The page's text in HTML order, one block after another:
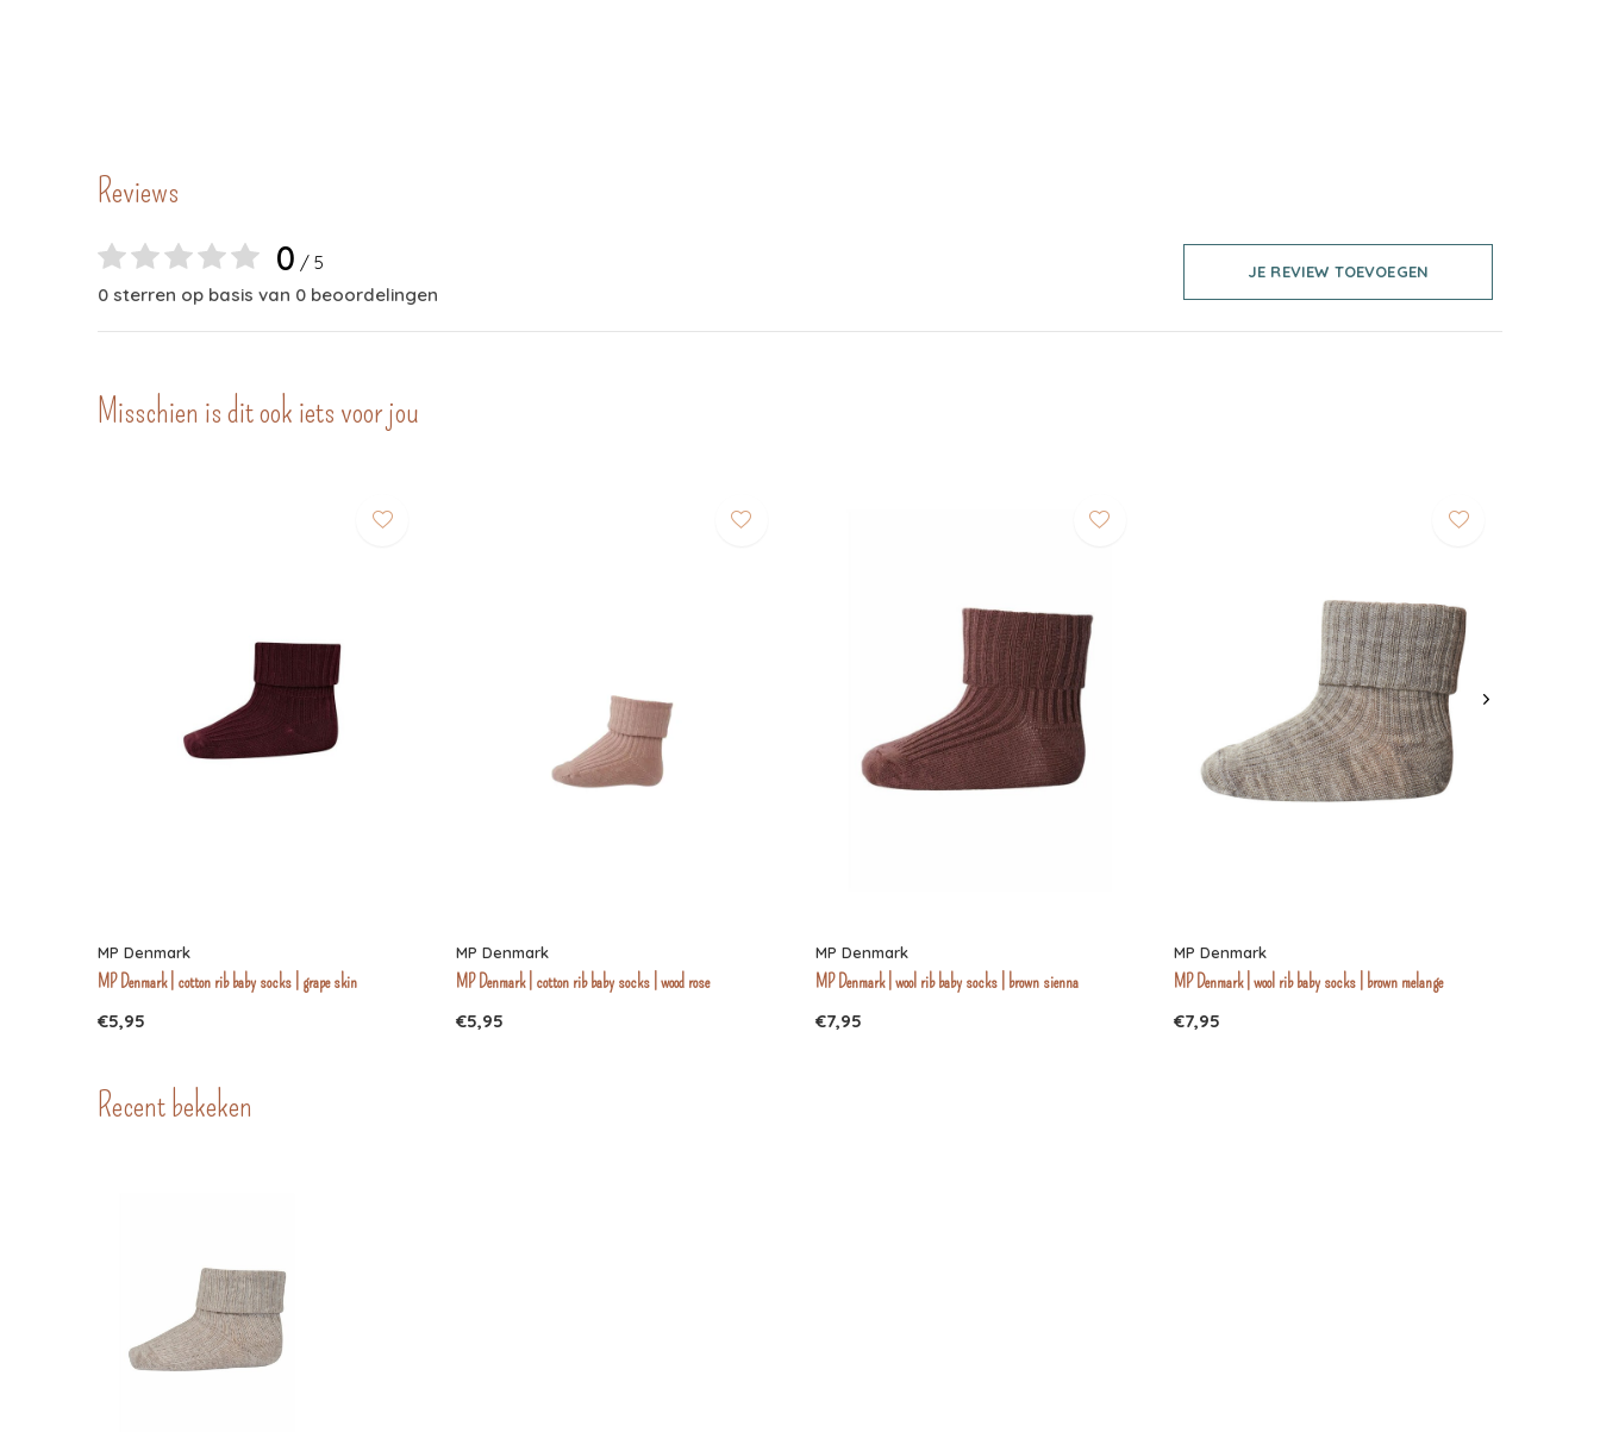
Reviews
0 / 5
0 sterren op basis van 0 beoordelingen
JE REVIEW TOEVOEGEN
Misschien is dit ook iets voor jou
MP Denmark
MP Denmark | cotton rib baby socks | grape skin
€5,95
MP Denmark
MP Denmark | cotton rib baby socks | wood rose
€5,95
MP Denmark
MP Denmark | wool rib baby socks | brown sienna
€7,95
MP Denmark
MP Denmark | wool rib baby socks | brown melange
€7,95
Recent bekeken